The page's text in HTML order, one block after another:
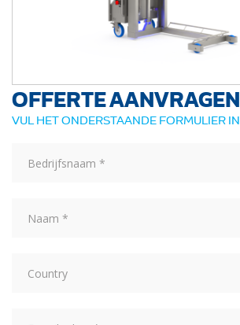
OFFERTE AANVRAGEN
VUL HET ONDERSTAANDE FORMULIER IN